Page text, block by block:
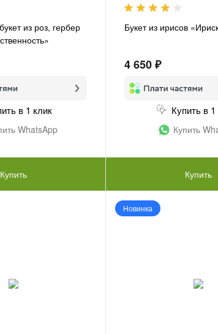
из роз, гербер
в 1 клик
WhatsApp
Купить
Букет из ирисов
4 650 ₽
Купить в 1
Купить
Купить
Новинка